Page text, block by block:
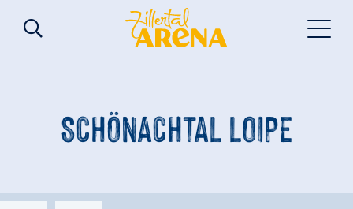
SCHÖNACHTAL LOIPE